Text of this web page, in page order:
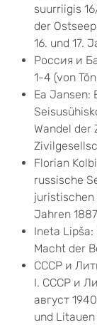
suurriigis
der
16. und 17.
Россия и
1-4 (von
Ea Jansen:
Wandel der
Florian
russische
juristischen
Jahren
Ineta
Macht der
СССР и
I. СССР и
август
und